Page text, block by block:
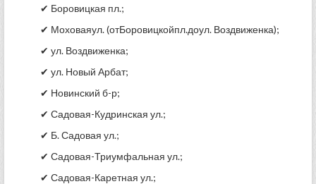
✔ Боровицкая пл.;
✔ Моховаяул. (отБоровицкойпл.доул. Воздвиженка);
✔ ул. Воздвиженка;
✔ ул. Новый Арбат;
✔ Новинский б-р;
✔ Садовая-Кудринская ул.;
✔ Б. Садовая ул.;
✔ Садовая-Триумфальная ул.;
✔ Садовая-Каретная ул.;